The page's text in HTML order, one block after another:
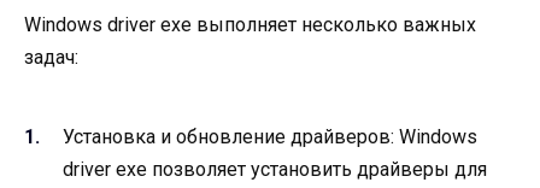
Windows driver exe выполняет несколько важных
задач:
Установка и обновление драйверов: Windows
driver exe позволяет установить драйверы для